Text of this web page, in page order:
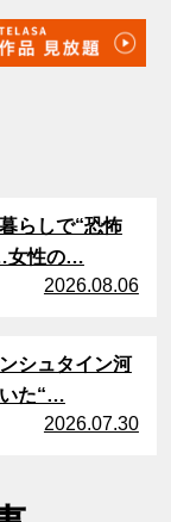
らしで“恐怖
女性の…
2026.08.06
シュタイン河
た“…
2026.07.30